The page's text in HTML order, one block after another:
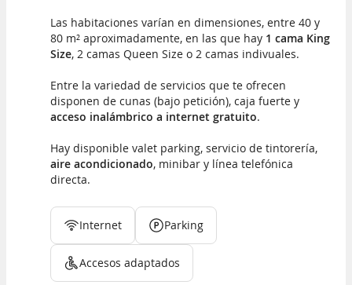
Las habitaciones varían en dimensiones, entre 40 y
80 m² aproximadamente, en las que hay 1 cama King
Size, 2 camas Queen Size o 2 camas indivuales.
Entre la variedad de servicios que te ofrecen
disponen de cunas (bajo petición), caja fuerte y
acceso inalámbrico a internet gratuito.
Hay disponible valet parking, servicio de tintorería,
aire acondicionado, minibar y línea telefónica
directa.
Internet Parking
Accesos adaptados